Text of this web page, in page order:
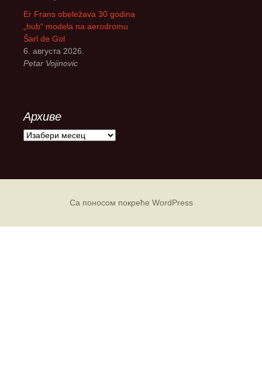
Er Frans obeležava 30 godina
„hub“ modela na aerodromu
Šarl de Gol
6. августа 2026.
Petar Vojinovic
Архиве
А
Са поносом покреће WordPress